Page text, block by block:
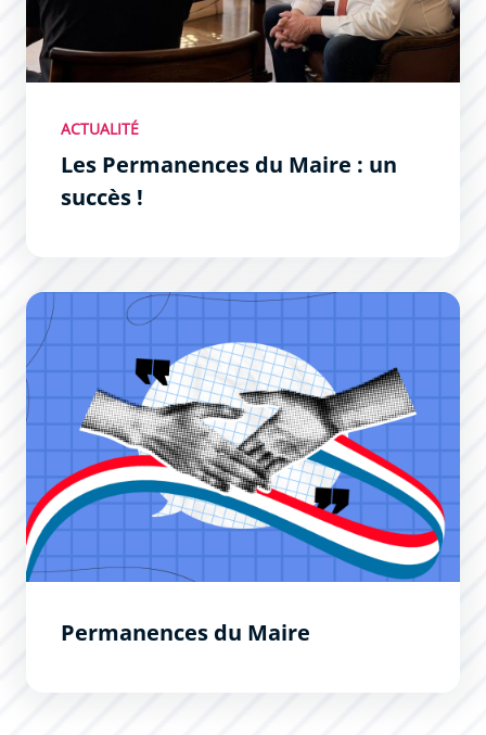
ACTUALITÉ
Les Permanences du Maire : un
succès !
Permanences du Maire
Permanences du Maire